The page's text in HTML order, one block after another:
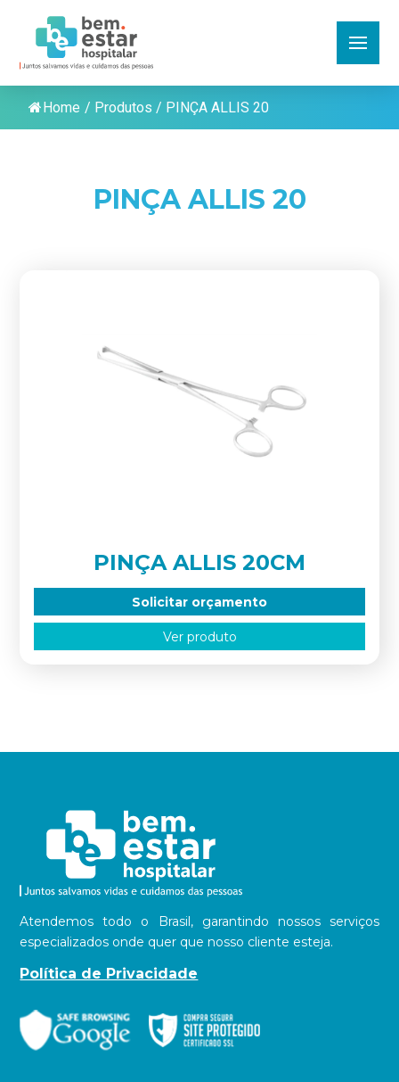
Home / Produtos / PINÇA ALLIS 20
PINÇA ALLIS 20
PINÇA ALLIS 20CM
Solicitar orçamento
Ver produto
Atendemos todo o Brasil, garantindo nossos serviços
especializados onde quer que nosso cliente esteja.
Política de Privacidade